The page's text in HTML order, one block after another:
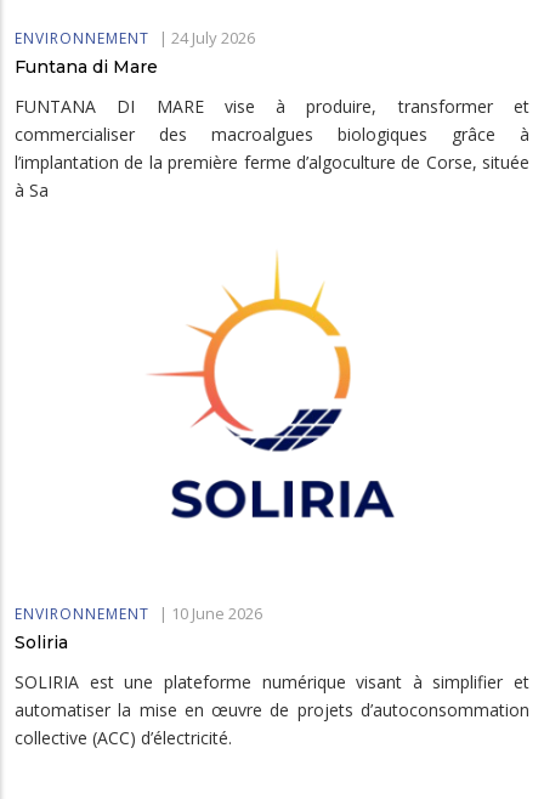
ENVIRONNEMENT | 24 July 2026
Funtana di Mare
FUNTANA DI MARE vise à produire, transformer et
commercialiser des macroalgues biologiques grâce à
l’implantation de la première ferme d’algoculture de Corse, située
à Sa
ENVIRONNEMENT | 10 June 2026
Soliria
SOLIRIA est une plateforme numérique visant à simplifier et
automatiser la mise en œuvre de projets d’autoconsommation
collective (ACC) d’électricité.